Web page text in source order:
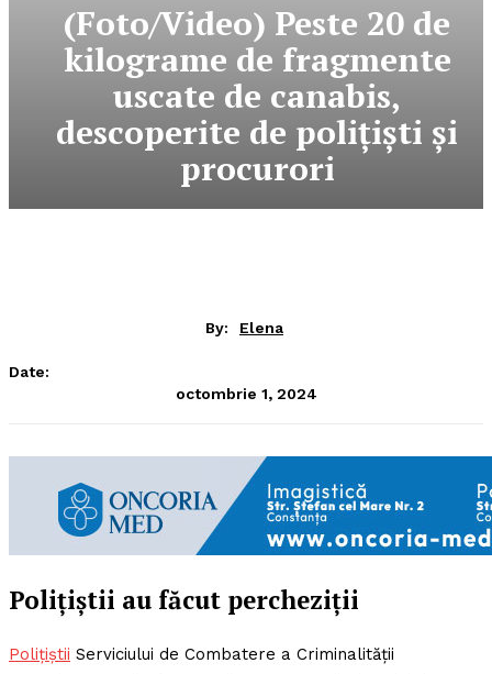
(Foto/Video) Peste 20 de
kilograme de fragmente
uscate de canabis,
descoperite de polițiști și
procurori
By: Elena
Date:
octombrie 1, 2024
Polițiștii au făcut percheziții
Polițiștii Serviciului de Combatere a Criminalității